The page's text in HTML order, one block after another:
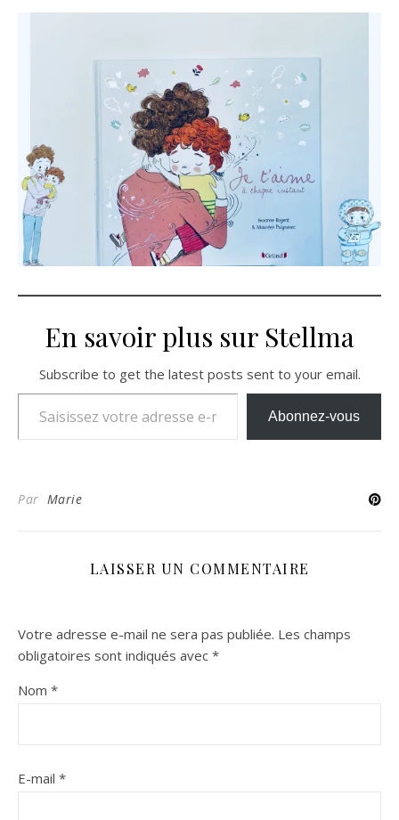
En savoir plus sur Stellma
Subscribe to get the latest posts sent to your email.
Saisissez votre adresse e-mail…
Abonnez-vous
Par Marie
LAISSER UN COMMENTAIRE
Votre adresse e-mail ne sera pas publiée. Les champs
obligatoires sont indiqués avec *
Nom *
E-mail *